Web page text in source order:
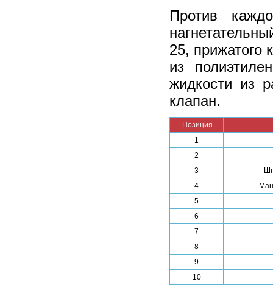
Против
25, прижатого
из
жидкости из
клапан.
Позиция
1
2
3
4
5
6
7
8
9
10